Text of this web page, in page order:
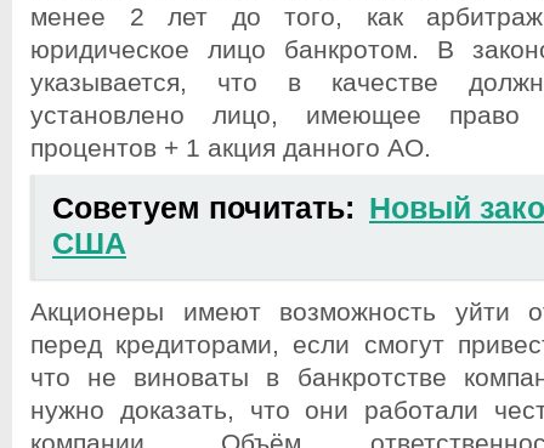
менее 2 лет до того, как
юридическое лицо банкротом. В
указывается, что в качестве
установлено лицо, имеющее право
процентов + 1 акция данного АО.
Советуем почитать: Новый
США
Акционеры имеют возможность уйти
перед кредиторами, если смогут
что не виноваты в банкротстве
нужно доказать, что они работали